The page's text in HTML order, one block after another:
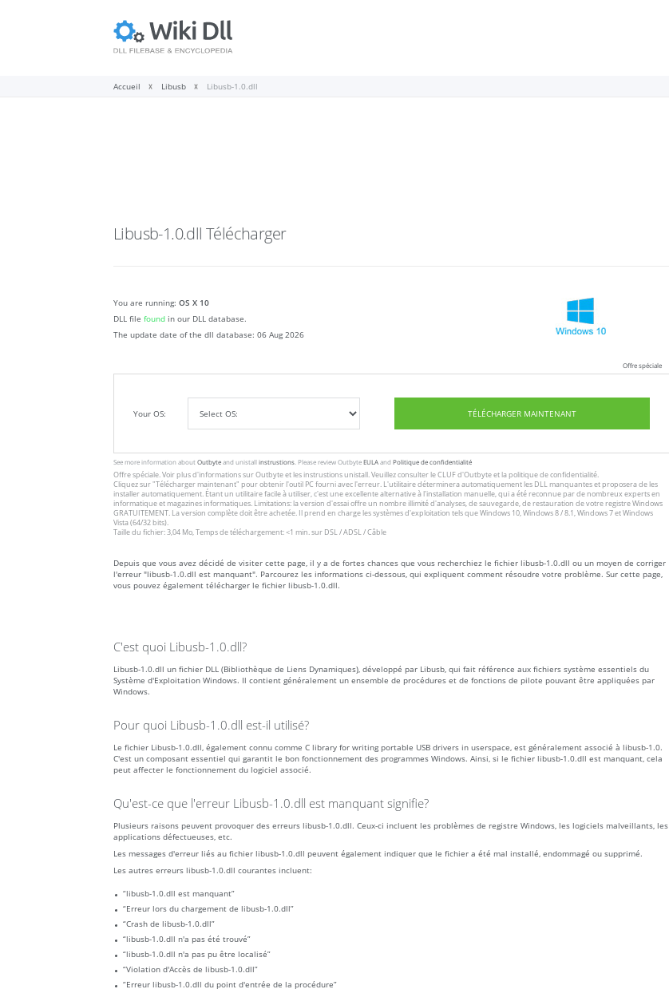
Accueil Libusb Libusb-1.0.dll
Libusb-1.0.dll Télécharger
You are running: OS X 10
DLL file found in our DLL database.
The update date of the dll database: 06 Aug 2026
Offre spéciale
Your OS: TÉLÉCHARGER MAINTENANT
See more information about Outbyteand unistallinstrustions . Please review OutbyteEULAandPolitique de confidentialité
Offre spéciale. Voir plus d'informations surOutbyteet lesinstrustions unistall. Veuillez consulter leCLUFd'Outbyte etla politique de confidentialité.
Cliquez sur"Télécharger maintenant" pour obtenir l'outil PC fourni avec l'erreur. L'utilitaire déterminera automatiquement les DLL manquantes et proposera de les
installer automatiquement. Étant un utilitaire facile à utiliser, c'est une excellente alternative à l'installation manuelle, qui a été reconnue par de nombreux experts en
informatique et magazines informatiques. Limitations: la version d'essai offre un nombre illimité d'analyses, de sauvegarde, de restauration de votre registre Windows
GRATUITEMENT. La version complète doit être achetée. Il prend en charge les systèmes d'exploitation tels que Windows 10, Windows 8 / 8.1, Windows 7 et Windows
Vista (64/32 bits).
Taille du fichier: 3,04 Mo, Temps de téléchargement: <1 min. sur DSL / ADSL / Câble
Depuis que vous avez décidé de visiter cette page, il y a de fortes chances que vous recherchiez le fichier libusb-1.0.dll ou un moyen de corriger
l'erreur "libusb-1.0.dll est manquant". Parcourez les informations ci-dessous, qui expliquent comment résoudre votre problème. Sur cette page,
vous pouvez également télécharger le fichier libusb-1.0.dll.
C'est quoi Libusb-1.0.dll?
Libusb-1.0.dll un fichier DLL (Bibliothèque de Liens Dynamiques), développé par Libusb, qui fait référence aux fichiers système essentiels du
Système d'Exploitation Windows. Il contient généralement un ensemble de procédures et de fonctions de pilote pouvant être appliquées par
Windows.
Pour quoi Libusb-1.0.dll est-il utilisé?
Le fichier Libusb-1.0.dll, également connu comme C library for writing portable USB drivers in userspace, est généralement associé à libusb-1.0.
C'est un composant essentiel qui garantit le bon fonctionnement des programmes Windows. Ainsi, si le fichier libusb-1.0.dll est manquant, cela
peut affecter le fonctionnement du logiciel associé.
Qu'est-ce que l'erreur Libusb-1.0.dll est manquant signifie?
Plusieurs raisons peuvent provoquer des erreurs libusb-1.0.dll. Ceux-ci incluent les problèmes de registre Windows, les logiciels malveillants, les
applications défectueuses, etc.
Les messages d'erreur liés au fichier libusb-1.0.dll peuvent également indiquer que le fichier a été mal installé, endommagé ou supprimé.
Les autres erreurs libusb-1.0.dll courantes incluent:
“libusb-1.0.dll est manquant”
“Erreur lors du chargement de libusb-1.0.dll”
“Crash de libusb-1.0.dll”
“libusb-1.0.dll n'a pas été trouvé”
“libusb-1.0.dll n'a pas pu être localisé”
“Violation d'Accès de libusb-1.0.dll”
“Erreur libusb-1.0.dll du point d'entrée de la procédure”